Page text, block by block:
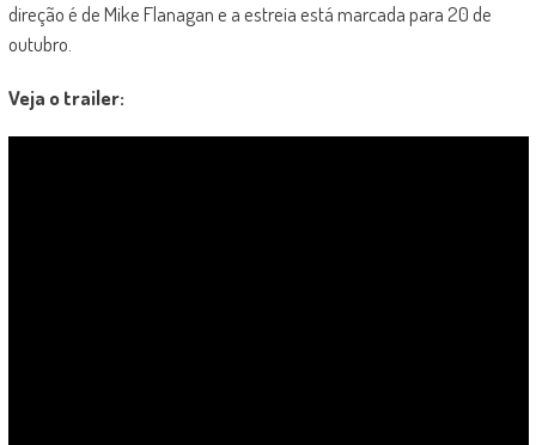
direção é de Mike Flanagan e a estreia está marcada para 20 de
outubro.
Veja o trailer: